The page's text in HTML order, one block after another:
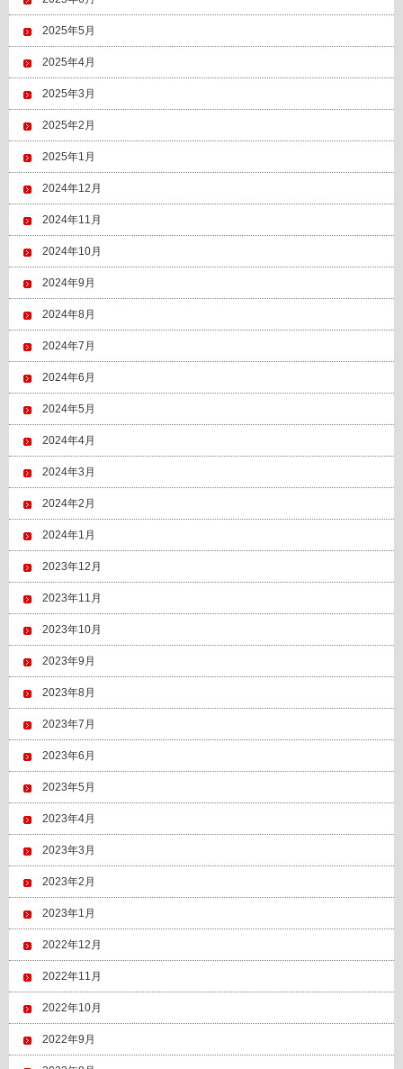
2025年5月
2025年4月
2025年3月
2025年2月
2025年1月
2024年12月
2024年11月
2024年10月
2024年9月
2024年8月
2024年7月
2024年6月
2024年5月
2024年4月
2024年3月
2024年2月
2024年1月
2023年12月
2023年11月
2023年10月
2023年9月
2023年8月
2023年7月
2023年6月
2023年5月
2023年4月
2023年3月
2023年2月
2023年1月
2022年12月
2022年11月
2022年10月
2022年9月